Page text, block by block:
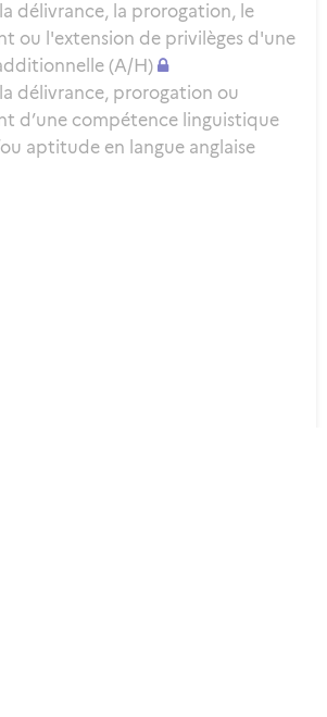
délivrance, la prorogation, le
ou l'extension de privilèges d'une
(A/H)
délivrance, prorogation ou
d’une compétence linguistique
aptitude en langue anglaise